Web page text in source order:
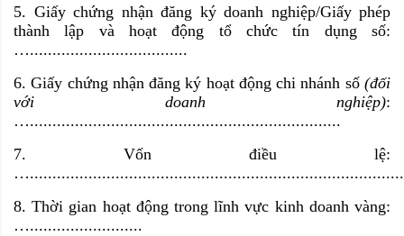
5. Giấy chứng nhận đăng ký doanh nghiệp/Giấy phép
thành lập và hoạt động tổ chức tín dụng số:
…...................................
6. Giấy chứng nhận đăng ký hoạt động chi nhánh số (đối
với doanh nghiệp):
….....................................................................
7. Vốn điều lệ:
8. Thời gian hoạt động trong lĩnh vực kinh doanh vàng:
….........................